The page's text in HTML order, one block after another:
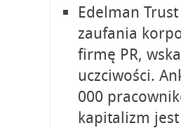
Edelman
zaufania
firmę PR,
uczciwości.
000
kapitalizm